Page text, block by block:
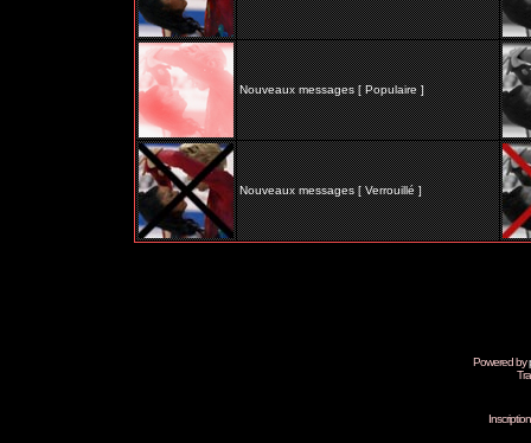
Nouveaux messages [ Populaire ]
Nouveaux messages [ Verrouillé ]
Powered by